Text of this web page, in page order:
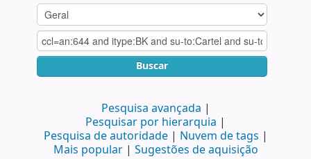
Buscar
Pesquisa avançada
Pesquisar por hierarquia
Pesquisa de autoridade
Nuvem de tags
Mais popular
Sugestões de aquisição